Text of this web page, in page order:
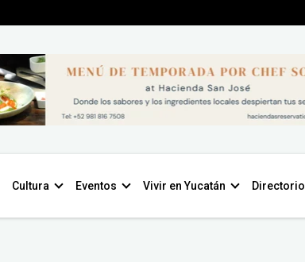
Cultura Eventos Vivir en Yucatán Directorio